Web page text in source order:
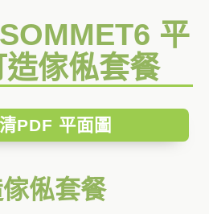
平
傢俬套餐
PDF 平面圖
俬套餐